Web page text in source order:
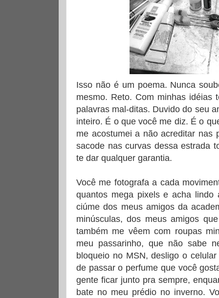
Isso não é um poema. Nunca
mesmo. Reto. Com minhas idéias
palavras mal-ditas. Duvido do seu
inteiro. É o que você me diz. É o
me acostumei a não acreditar nas
sacode nas curvas dessa estrada
te dar qualquer garantia.
Você me fotografa a cada
quantos mega pixels e acha
ciúme dos meus amigos da
minúsculas, dos meus amigos
também me vêem com roupas
meu passarinho, que não sabe
bloqueio no MSN, desligo o
de passar o perfume que você
gente ficar junto pra sempre,
bate no meu prédio no inverno.